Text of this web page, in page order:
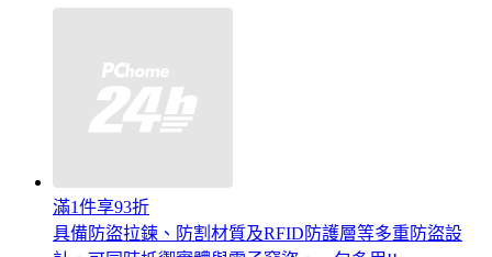
滿1件享93折
具備防盜拉鍊、防割材質及RFID防護層等多重防盜設